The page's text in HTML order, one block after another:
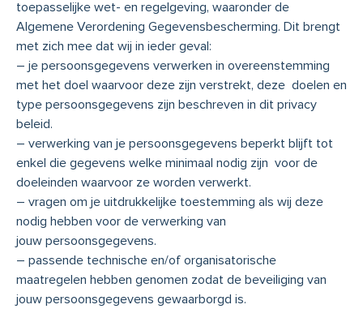
toepasselijke wet- en regelgeving, waaronder de
Algemene Verordening Gegevensbescherming. Dit brengt
met zich mee dat wij in ieder geval:
– je persoonsgegevens verwerken in overeenstemming
met het doel waarvoor deze zijn verstrekt, deze doelen en
type persoonsgegevens zijn beschreven in dit privacy
beleid.
– verwerking van je persoonsgegevens beperkt blijft tot
enkel die gegevens welke minimaal nodig zijn voor de
doeleinden waarvoor ze worden verwerkt.
– vragen om je uitdrukkelijke toestemming als wij deze
nodig hebben voor de verwerking van
jouw persoonsgegevens.
– passende technische en/of organisatorische
maatregelen hebben genomen zodat de beveiliging van
jouw persoonsgegevens gewaarborgd is.